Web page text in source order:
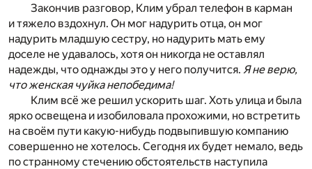
Закончив разговор, Клим убрал телефон в карман
и тяжело вздохнул. Он мог надурить отца, он мог
надурить младшую сестру, но надурить мать ему
доселе не удавалось, хотя он никогда не оставлял
надежды, что однажды это у него получится. Я не верю,
что женская чуйка непобедима!
Клим всё же решил ускорить шаг. Хоть улица и была
ярко освещена и изобиловала прохожими, но встретить
на своём пути какую-нибудь подвыпившую компанию
совершенно не хотелось. Сегодня их будет немало, ведь
по странному стечению обстоятельств наступила